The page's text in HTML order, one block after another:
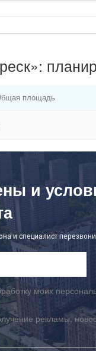
площадь
и
и специалист
моих
рекламы,